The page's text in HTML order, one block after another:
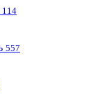
114
557